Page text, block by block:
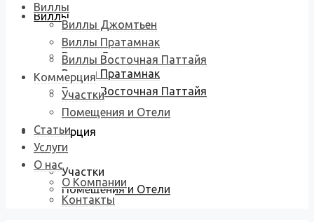
Виллы
Виллы Джомтьен
Виллы Пратамнак
Виллы Восточная Паттайя
Коммерция
Участки
Помещения и Отели
Виллы
Виллы Джомтьен
Виллы Пратамнак
Виллы Восточная Паттайя
Коммерция
Участки
Помещения и Отели
Статьи
Услуги
О нас
О Компании
Контакты